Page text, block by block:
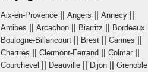
Aix-en-Provence Angers Annecy
Antibes Arcachon Biarritz Bordeaux
Boulogne-Billancourt Brest Cannes
Chartres Clermont-Ferrand Colmar||
Courchevel Deauville Dijon Grenoble